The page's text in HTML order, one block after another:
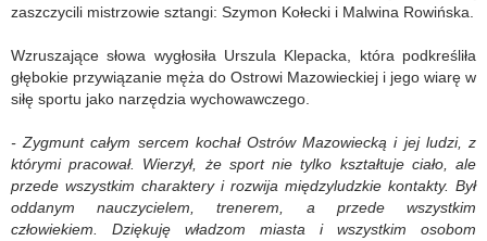
zaszczycili mistrzowie sztangi: Szymon Kołecki i Malwina Rowińska.
Wzruszające słowa wygłosiła Urszula Klepacka, która podkreśliła
głębokie przywiązanie męża do Ostrowi Mazowieckiej i jego wiarę w
siłę sportu jako narzędzia wychowawczego.
- Zygmunt całym sercem kochał Ostrów Mazowiecką i jej ludzi, z
którymi pracował. Wierzył, że sport nie tylko kształtuje ciało, ale
przede wszystkim charaktery i rozwija międzyludzkie kontakty. Był
oddanym nauczycielem, trenerem, a przede wszystkim
człowiekiem. Dziękuję władzom miasta i wszystkim osobom